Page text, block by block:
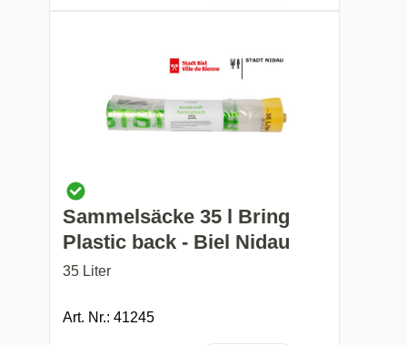
Sammelsäcke 35 l Bring
Plastic back - Biel Nidau
35 Liter
Art. Nr.: 41245